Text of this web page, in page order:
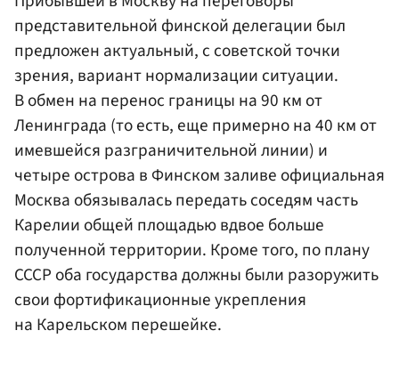
представительной финской делегации был
предложен актуальный, с советской точки
зрения, вариант нормализации ситуации.
В обмен на перенос границы на 90 км от
Ленинграда (то есть, еще примерно на 40 км от
имевшейся разграничительной линии) и
четыре острова в Финском заливе официальная
Москва обязывалась передать соседям часть
Карелии общей площадью вдвое больше
полученной территории. Кроме того, по плану
СССР оба государства должны были разоружить
свои фортификационные укрепления
на Карельском перешейке.